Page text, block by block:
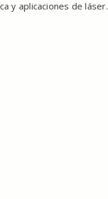
y aplicaciones de láser.